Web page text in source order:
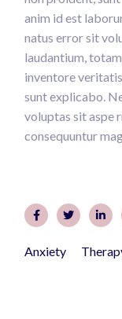
anim id est
natus error sit
laudantium,
inventore
sunt explicabo.
voluptas sit aspe
consequuntur
Anxiety